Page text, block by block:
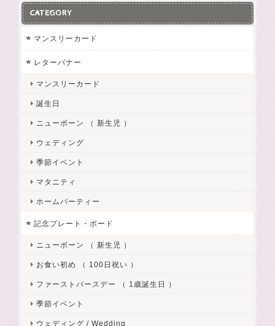
CATEGORY
マンスリーカード
レターバナー
マンスリーカード
誕生日
ニューボーン （ 新生児 ）
ウェディング
季節イベント
マタニティ
ホームパーティー
記念プレート・ボード
ニューボーン （ 新生児 ）
お食い初め （ 100日祝い ）
ファーストバースデー （ 1歳誕生日 ）
季節イベント
ウェディング / Wedding